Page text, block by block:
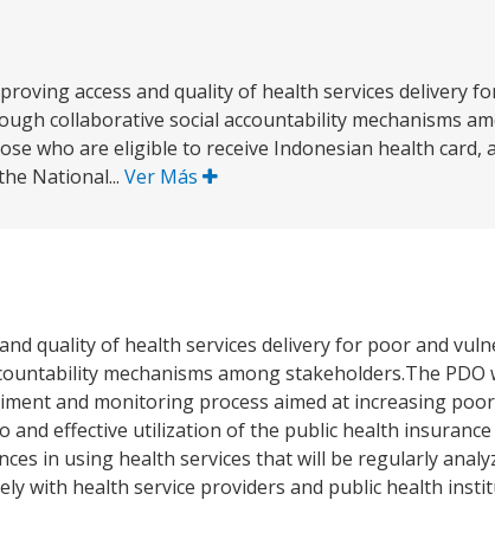
access and quality of health services delivery
collaborative social accountability mechanisms
who are eligible to receive Indonesian health card,
National... Ver Más
quality of health services delivery for poor and
mechanisms among stakeholders.The PDO
and monitoring process aimed at increasing poor
and effective utilization of the public health insurance
in using health services that will be regularly
with health service providers and public health